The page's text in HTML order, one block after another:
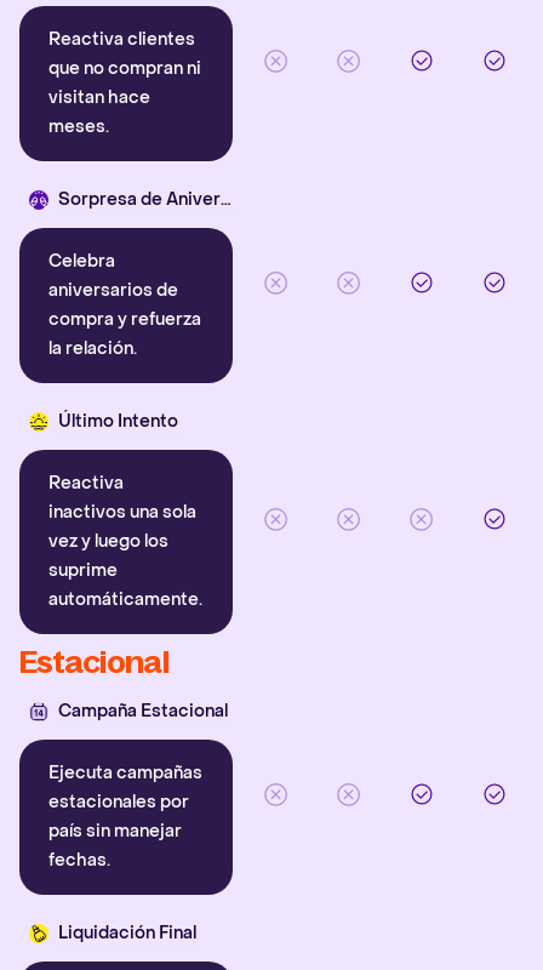
Reactiva clientes
que no compran ni
visitan hace
meses.
Sorpresa de Aniversario
Celebra
aniversarios de
compra y refuerza
la relación.
Último Intento
Reactiva
inactivos una sola
vez y luego los
suprime
automáticamente.
Estacional
Campaña Estacional
Ejecuta campañas
estacionales por
país sin manejar
fechas.
Liquidación Final